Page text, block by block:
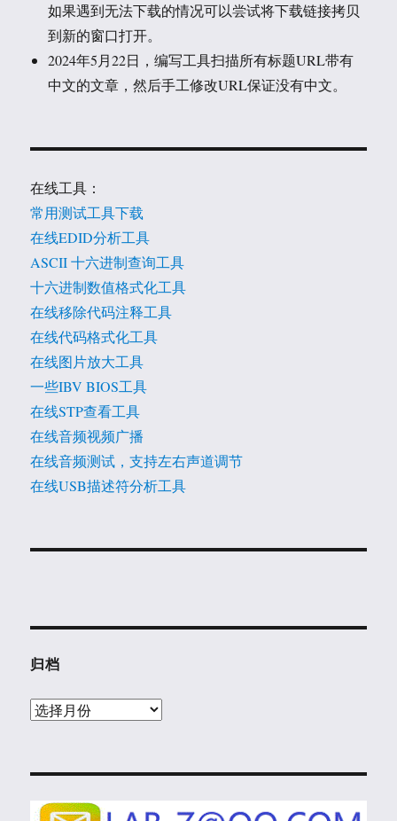
如果遇到无法下载的情况可以尝试将下载链接拷贝
到新的窗口打开。
2024年5月22日，编写工具扫描所有标题URL带有
中文的文章，然后手工修改URL保证没有中文。
在线工具：
常用测试工具下载
在线EDID分析工具
ASCII 十六进制查询工具
十六进制数值格式化工具
在线移除代码注释工具
在线代码格式化工具
在线图片放大工具
一些IBV BIOS工具
在线STP查看工具
在线音频视频广播
在线音频测试，支持左右声道调节
在线USB描述符分析工具
归档
归